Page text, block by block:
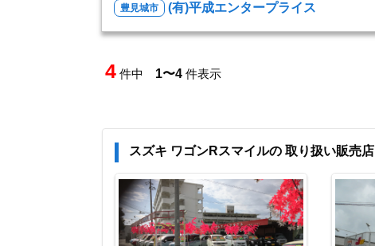
豊見城市 (有)平成エンタープライス
4 件中 1〜4 件表示
スズキ ワゴンRスマイルの 取り扱い販売店